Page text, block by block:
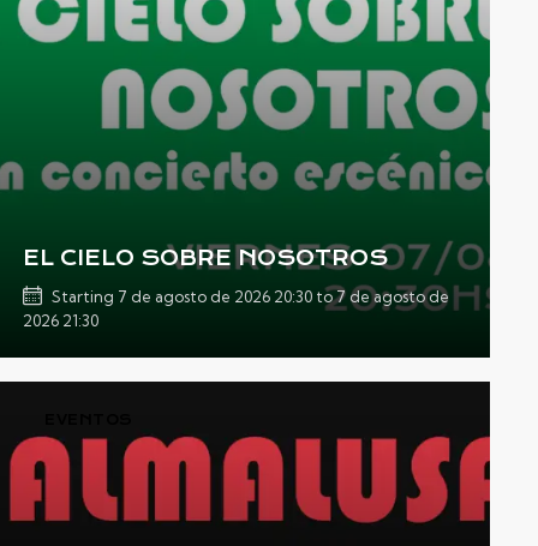
EL CIELO SOBRE NOSOTROS
Starting 7 de agosto de 2026 20:30 to7 de agosto de
2026 21:30